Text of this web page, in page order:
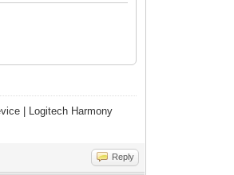
| Logitech Harmony
Reply